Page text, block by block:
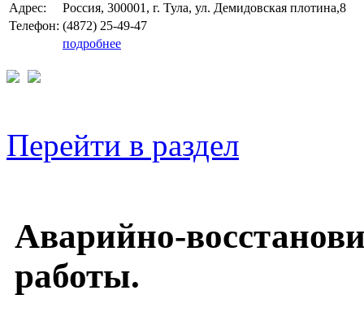
Адрес:
Россия, 300001, г. Тула, ул. Демидовская плотина,8
Телефон: (4872) 25-49-47
подробнее
Перейти в раздел
Аварийно-
работы.